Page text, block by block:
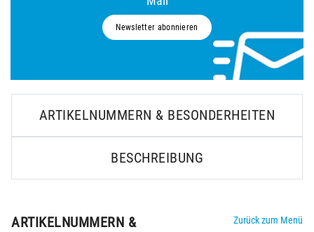
Newsletter abonnieren
ARTIKELNUMMERN & BESONDERHEITEN
BESCHREIBUNG
ARTIKELNUMMERN &
Zurück zum Menü